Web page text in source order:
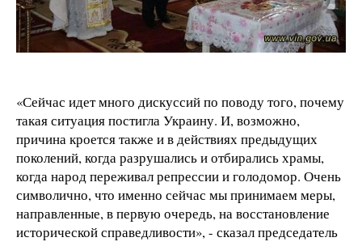
«Сейчас идет много дискуссий по поводу того, почему
такая ситуация постигла Украину. И, возможно,
причина кроется также и в действиях предыдущих
поколений, когда разрушались и отбирались храмы,
когда народ переживал репрессии и голодомор. Очень
символично, что именно сейчас мы принимаем меры,
направленные, в первую очередь, на восстановление
исторической справедливости», - сказал председатель